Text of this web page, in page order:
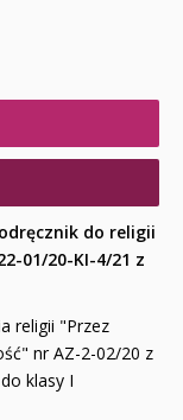
do religii
01/20-KI-4/21 z
religii "Przez
nr AZ-2-02/20 z
klasy I